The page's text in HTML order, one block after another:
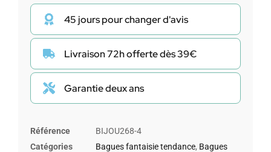
45 jours pour changer d'avis
Livraison 72h offerte dès 39€
Garantie deux ans
Référence
BIJOU268-4
Catégories
Bagues fantaisie tendance, Bagues